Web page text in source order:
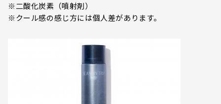
※二酸化炭素（噴射剤）
※クール感の感じ方には個人差があります。